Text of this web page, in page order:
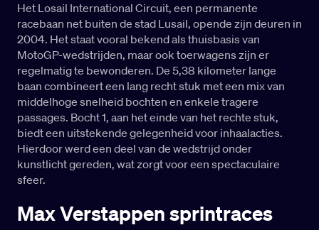
Het Losail International Circuit, een permanente
racebaan net buiten de stad Lusail, opende zijn deuren in
2004. Het staat vooral bekend als thuisbasis van
MotoGP-wedstrijden, maar ook toerwagens zijn er
regelmatig te bewonderen. De 5,38 kilometer lange
baan combineert een lang recht stuk met een mix van
middelhoge snelheid bochten en enkele tragere
passages. Bocht 1, aan het einde van het rechte stuk,
biedt een uitstekende gelegenheid voor inhaalacties.
Hierdoor werd een deel van de wedstrijd onder
kunstlicht gereden, wat zorgt voor een spectaculaire
sfeer.
Max Verstappen sprintraces